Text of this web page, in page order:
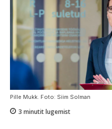
Pille Mukk. Foto: Siim Solman
3 minutit lugemist